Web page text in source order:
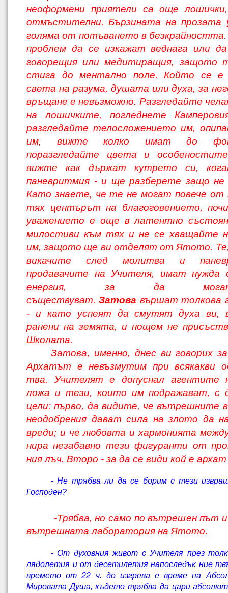
неоформени приятели са още лошички,
отмъсти­телни. Бързината на прозата
голяма от потъването в
проблем да се изкажат веднага или
говорещия или медитиращия, защото
стига до ментално поле. Който се е
света на ра­зума, душата или духа, за
връщане е невъзможно. Разгледайте
на лошич­ките, погледнете
разгледайте телосложението им,
им, вижте колко имат до
поразгледайте цвета и
вижте как държат кутрето си,
паневритмия - и ще разберете защо не
Като знаете, че те не могат по­вече от
тях центърът на благоговени­ето,
уважението е още в латентно
милостиви към тях и не се хва­щайте
им, защото ще ви отделят от Ятото.
викачите след молитва и
продавачите на Учителя, имат
енергия, за да
съществуват.Затова вършат толкова
- и като ус­пеят да смутят духа ви,
ранени на зе­мята, и нощем не
Школата.
Затова, именно, днес ви говорих
Архатът е невъзмутим при всякакви
тва. Учителят е допуснал агентите
ложа и тези, които им подражават, с
цели: първо, да видите, че вътрешните
неодобрения дават сила на злото да
вреди; и че любовта и хармонията
нира незабавно тези фигуранти от
ния лъч. Второ - за да се види кой е архат
- Не трябва ли да се борим с тези
Господен?
-Трябва, но само по вътрешен път
вътрешната лаборатория на Ятото.
- От духовния живот с Учителя през
лядолетия и от десетилетия напоследък ние
времето от 22 ч. до изгрева е време на
Мировата Душа, където трябва да цари